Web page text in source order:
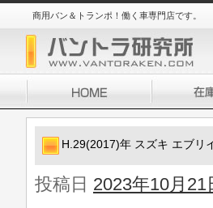
商用バン＆トランポ！働く車専門店です。
H.29(2017)年 スズキ エブリ
投稿日 2023年10月21